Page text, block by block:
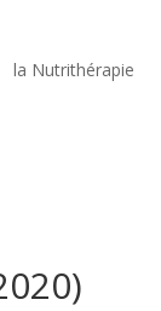
la Nutrithérapie